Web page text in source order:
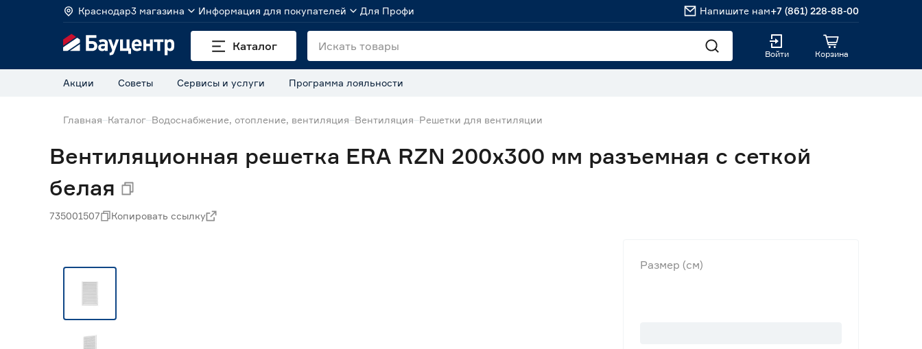
Краснодар3 магазина Информация для покупателей Для Профи Напишите нам+7 (861) 228-88-00
Каталог
Войти Корзина
Акции Советы Сервисы и услуги Программа лояльности
Главная Каталог Водоснабжение, отопление, вентиляция Вентиляция Решетки для вентиляции
Вентиляционная решетка ERA RZN 200х300 мм разъемная с сеткой
белая
735001507 Копировать ссылку
Размер (см)